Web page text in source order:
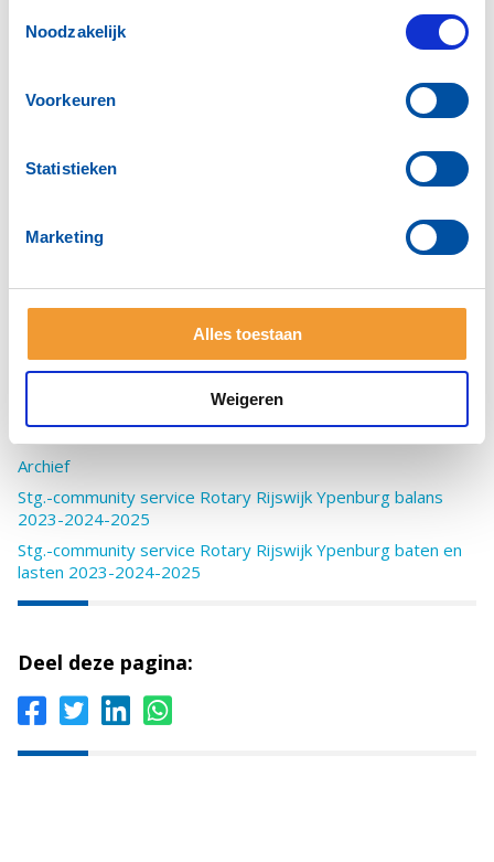
Noodzakelijk
Voorkeuren
Statistieken
Marketing
Alles toestaan
Weigeren
beleidsplan verantwoording stichting community
Archief
Stg.-community service Rotary Rijswijk Ypenburg balans
2023-2024-2025
Stg.-community service Rotary Rijswijk Ypenburg baten en
lasten 2023-2024-2025
Deel deze pagina: